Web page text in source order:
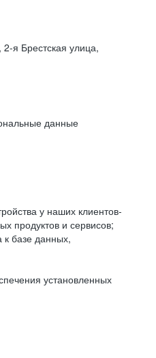
я Брестская улица,
данные
у наших клиентов-
продуктов и сервисов;
к базе данных,
установленных